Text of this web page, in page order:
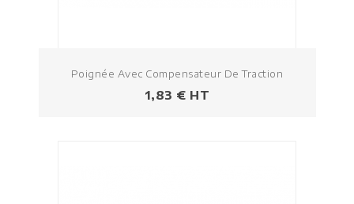
Poignée Avec Compensateur De Traction
Prix
1,83 € HT